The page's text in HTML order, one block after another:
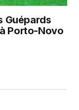
Guépards
Porto-Novo